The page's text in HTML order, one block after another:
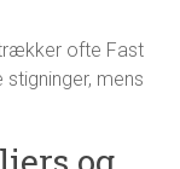
ofte Fast
mens